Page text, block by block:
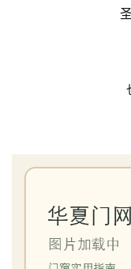
页